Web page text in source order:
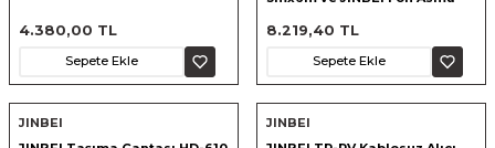
4.380,00 TL
Sepete Ekle
8.219,40 TL
Sepete Ekle
JINBEI
JINBEI